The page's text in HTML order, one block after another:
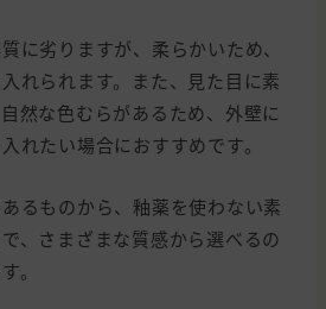
に劣りますが、柔らかいため、
れられます。また、見た目に素
然な色むらがあるため、外壁に
れたい場合におすすめです。
るものから、釉薬を使わない素
、さまざまな質感から選べるの
。